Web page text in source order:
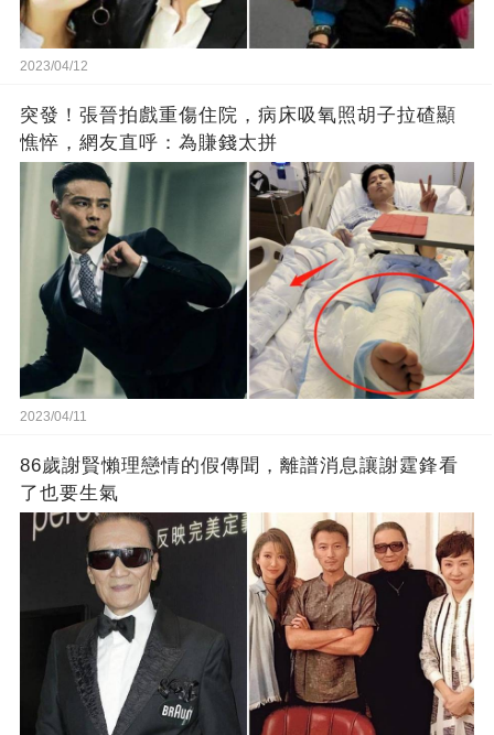
2023/04/12
突發！張晉拍戲重傷住院，病床吸氧照胡子拉碴顯
憔悴，網友直呼：為賺錢太拼
2023/04/11
86歲謝賢懶理戀情的假傳聞，離譜消息讓謝霆鋒看
了也要生氣